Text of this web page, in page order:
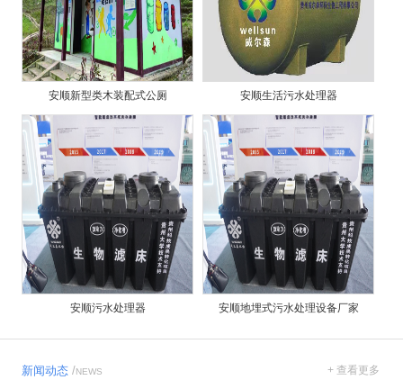
安顺新型类木装配式公厕 安顺生活污水处理器
安顺污水处理器 安顺地埋式污水处理设备厂家
新闻动态 /NEWS + 查看更多